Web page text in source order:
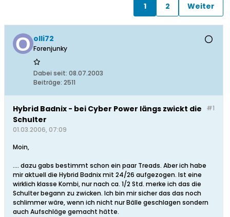
1 2 Weiter
olli72
Forenjunky
Dabei seit: 08.07.2003
Beiträge: 2511
#1
Hybrid Badnix - bei Cyber Power längs zwickt die
Schulter
01.03.2006, 07:09
Moin,
.... dazu gabs bestimmt schon ein paar Treads. Aber ich habe
mir aktuell die Hybrid Badnix mit 24/26 aufgezogen. Ist eine
wirklich klasse Kombi, nur nach ca. 1/2 Std. merke ich das die
Schulter begann zu zwicken. Ich bin mir sicher das das noch
schlimmer wäre, wenn ich nicht nur Bälle geschlagen sondern
auch Aufschläge gemacht hätte.